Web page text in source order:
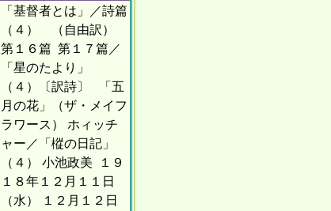
「基督者とは」／詩篇
（４） （自由訳）
第１６篇 第１７篇／
「星のたより」
（４）〔訳詩〕 「五
月の花」（ザ・メイフ
ラワース） ホィッチ
ャー／「樅の日記」
（４） 小池政美 １９
１８年１２月１１日
（水） １２月１２日